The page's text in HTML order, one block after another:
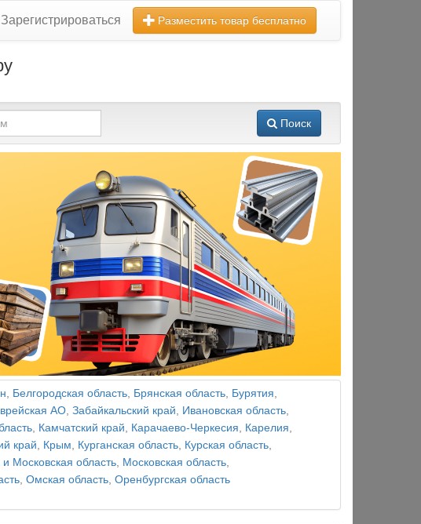
Разместить товар бесплатно
Поиск
, Белгородская область, Брянская область, Бурятия,
АО, Забайкальский край, Ивановская область,
, Камчатский край, Карачаево-Черкесия, Карелия,
край, Крым, Курганская область, Курская область,
и Московская область, Московская область,
, Омская область, Оренбургская область